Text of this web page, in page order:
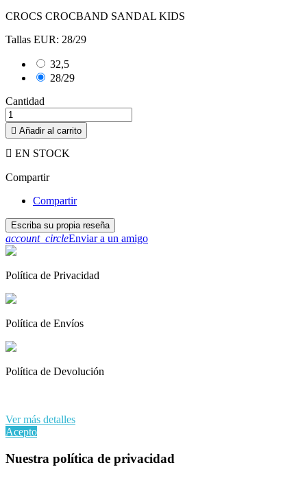
CROCS CROCBAND SANDAL KIDS
Tallas EUR: 28/29
32,5
28/29
Cantidad
 Añadir al carrito
 EN STOCK
Compartir
Compartir
Escriba su propia reseña
account_circleEnviar a un amigo
Política de Privacidad
Política de Envíos
Política de Devolución
Ver más detalles
Acepto
Nuestra política de privacidad